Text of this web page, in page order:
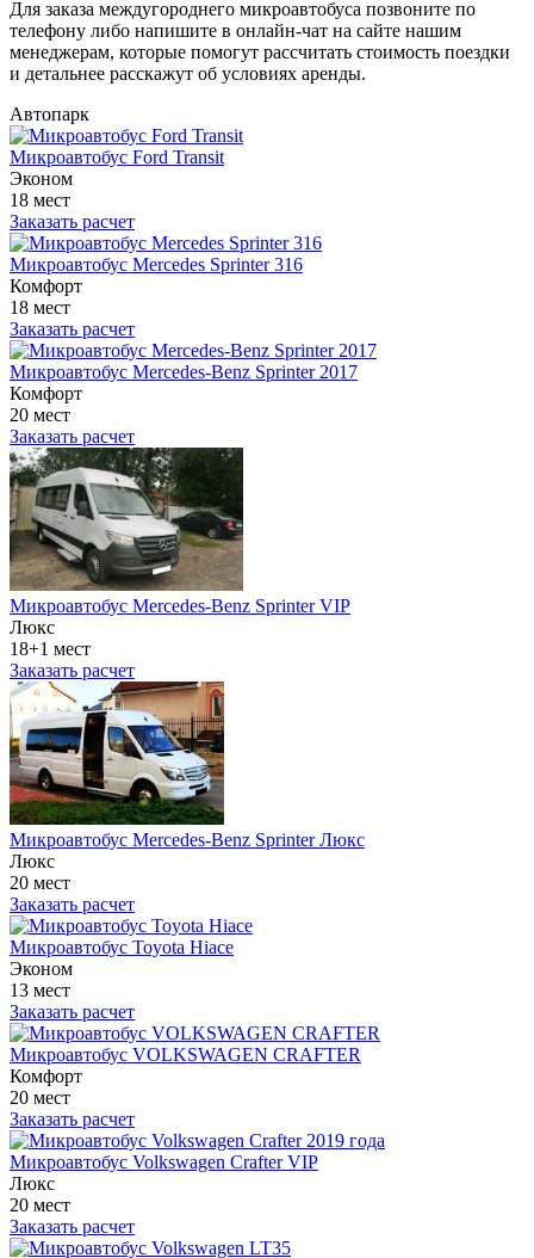
Для заказа междугороднего микроавтобуса позвоните по
телефону либо напишите в онлайн-чат на сайте нашим
менеджерам, которые помогут рассчитать стоимость поездки
и детальнее расскажут об условиях аренды.
Автопарк
Микроавтобус Ford Transit
Эконом
18 мест
Заказать расчет
Микроавтобус Mercedes Sprinter 316
Комфорт
18 мест
Заказать расчет
Микроавтобус Mercedes-Benz Sprinter 2017
Комфорт
20 мест
Заказать расчет
Микроавтобус Mercedes-Benz Sprinter VIP
Люкс
18+1 мест
Заказать расчет
Микроавтобус Mercedes-Benz Sprinter Люкс
Люкс
20 мест
Заказать расчет
Микроавтобус Toyota Hiace
Эконом
13 мест
Заказать расчет
Микроавтобус VOLKSWAGEN CRAFTER
Комфорт
20 мест
Заказать расчет
Микроавтобус Volkswagen Crafter VIP
Люкс
20 мест
Заказать расчет